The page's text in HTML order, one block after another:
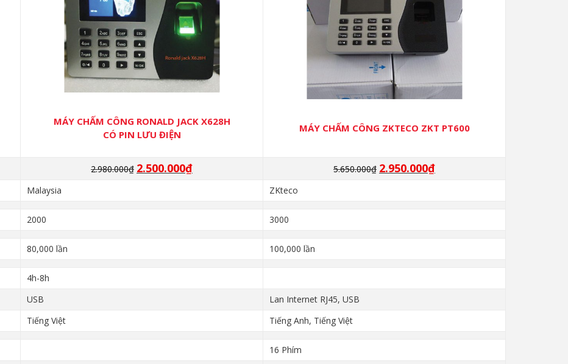
MÁY CHẤM CÔNG RONALD JACK X628H
CÓ PIN LƯU ĐIỆN
MÁY CHẤM CÔNG ZKTECO ZKT PT600
2.980.000₫ Giá
2.500.000₫Giá
5.650.000₫ Giá
2.950.000₫Giá
Malaysia ZKteco
2000 3000
80,000 lần 100,000 lần
4h-8h
USB
Lan Internet RJ45, USB
Tiếng Việt Tiếng Anh, Tiếng Việt
16 Phím